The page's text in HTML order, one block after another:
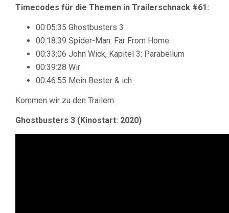
Timecodes für die Themen in Trailerschnack #61:
00:05:35 Ghostbusters 3
00:18:39 Spider-Man: Far From Home
00:33:06 John Wick, Kapitel 3: Parabellum
00:39:28 Wir
00:46:55 Mein Bester & ich
Kommen wir zu den Trailern:
Ghostbusters 3 (Kinostart: 2020)